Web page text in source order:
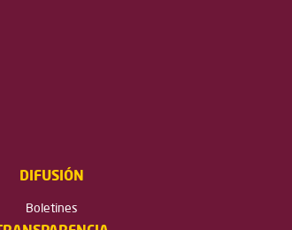
DIFUSIÓN
Boletines